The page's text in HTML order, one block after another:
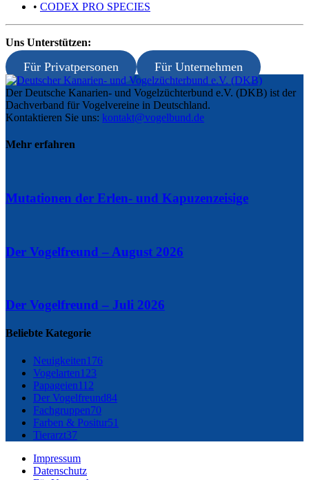
• CODEX PRO SPECIES
Uns Unterstützen:
Für Privatpersonen Für Unternehmen
Der Deutsche Kanarien- und Vogelzüchterbund e.V. (DKB) ist der
Dachverband für Vogelvereine in Deutschland.
Kontaktieren Sie uns: kontakt@vogelbund.de
Mehr erfahren
Mutationen der Erlen- und Kapuzenzeisige
Der Vogelfreund – August 2026
Der Vogelfreund – Juli 2026
Beliebte Kategorie
Neuigkeiten176
Vogelarten123
Papageien112
Der Vogelfreund84
Fachgruppen70
Farben & Positur51
Tierarzt37
Impressum
Datenschutz